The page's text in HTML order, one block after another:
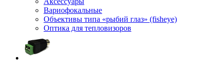
Вариофокальные
Объективы типа «рыбий глаз» (fisheye)
Оптика для тепловизоров